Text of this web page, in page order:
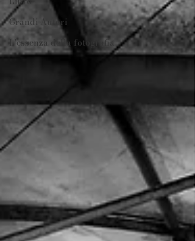
Grandi Autori
L'essenza della fotografia